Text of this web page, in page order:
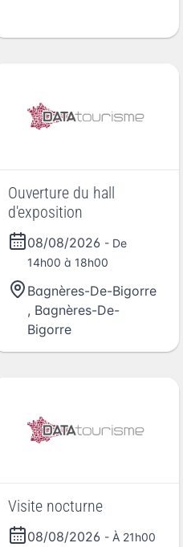
Ouverture du hall
d'exposition
08/08/2026 - De
14h00 à 18h00
Bagnères-De-Bigorre
, Bagnères-De-
Bigorre
Visite nocturne
08/08/2026 - À 21h00